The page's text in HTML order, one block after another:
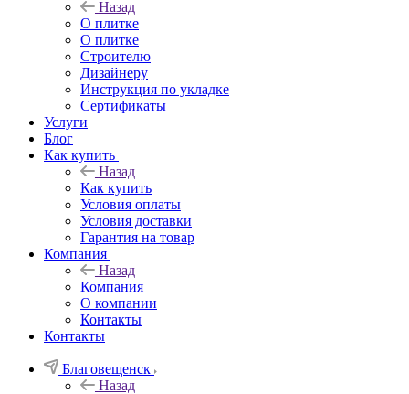
Назад
О плитке
О плитке
Строителю
Дизайнеру
Инструкция по укладке
Сертификаты
Услуги
Блог
Как купить
Назад
Как купить
Условия оплаты
Условия доставки
Гарантия на товар
Компания
Назад
Компания
О компании
Контакты
Контакты
Благовещенск
Назад